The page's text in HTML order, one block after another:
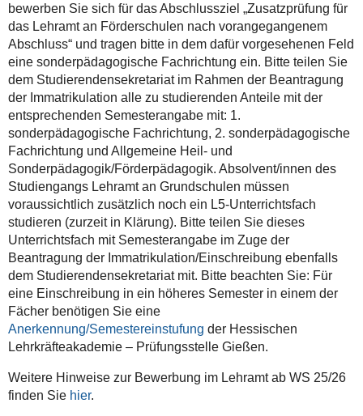
bewerben Sie sich für das Abschlussziel „Zusatzprüfung für
das Lehramt an Förderschulen nach vorangegangenem
Abschluss“ und tragen bitte in dem dafür vorgesehenen Feld
eine sonderpädagogische Fachrichtung ein. Bitte teilen Sie
dem Studierendensekretariat im Rahmen der Beantragung
der Immatrikulation alle zu studierenden Anteile mit der
entsprechenden Semesterangabe mit: 1.
sonderpädagogische Fachrichtung, 2. sonderpädagogische
Fachrichtung und Allgemeine Heil- und
Sonderpädagogik/Förderpädagogik. Absolvent/innen des
Studiengangs Lehramt an Grundschulen müssen
voraussichtlich zusätzlich noch ein L5-Unterrichtsfach
studieren (zurzeit in Klärung). Bitte teilen Sie dieses
Unterrichtsfach mit Semesterangabe im Zuge der
Beantragung der Immatrikulation/Einschreibung ebenfalls
dem Studierendensekretariat mit. Bitte beachten Sie: Für
eine Einschreibung in ein höheres Semester in einem der
Fächer benötigen Sie eine
Anerkennung/Semestereinstufung der Hessischen
Lehrkräfteakademie – Prüfungsstelle Gießen.
Weitere Hinweise zur Bewerbung im Lehramt ab WS 25/26
finden Sie hier.